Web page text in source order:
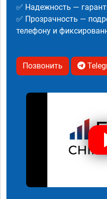
✅ Надежность —
✅ Прозрачность —
телефону и
Позвонить